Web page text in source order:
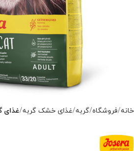
خانه فروشگاه گربه غذای خشک گربه غذای